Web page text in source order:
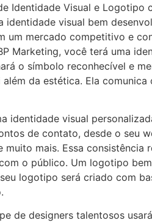
Identidade Visual e Logotipo
identidade visual bem
um mercado competitivo e
Marketing, você terá uma
o símbolo reconhecível e
além da estética. Ela
identidade visual
de contato, desde o seu
muito mais. Essa
o público. Um logotipo
logotipo será criado com
de designers talentosos